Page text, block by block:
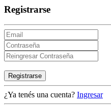
Registrarse
Registrarse
¿Ya tenés una cuenta? Ingresar